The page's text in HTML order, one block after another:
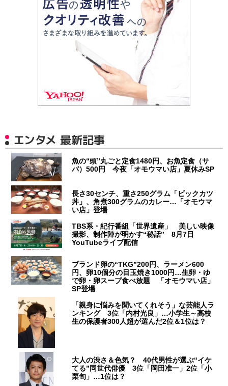
エンタメ 最新記事
魚の“頭”丸ごと定食1480円、お魚定食（サ
バ）500円 今夜「オモウマい店」夏休みSP
長さ30センチ、重さ250グラム「ビックカツ
丼」、角煮300グラムのカレー…「オモウマ
い店」登場
TBS系・紀行番組「世界遺産」 美しい映像
撮影、制作陣が明かす“秘話” 8月7日
YouTubeライブ配信
ブランド卵の“TKG”200円、ラーメン600
円、卵10個分の目玉焼き1000円…生卵・ゆ
で卵・卵スープ食べ放題 「オモウマい店」
SP登場
「親身に悩みを聞いてくれそう」な芸能人ラ
ンキング 3位「内村光良」…小学生～高校
生の保護者300人超が選んだ2位＆1位は？
大人の渋さ＆色気？ 40代男性が選ぶ“イケ
てる”同世代俳優 3位「岡田准一」2位「小
栗旬」…1位は？